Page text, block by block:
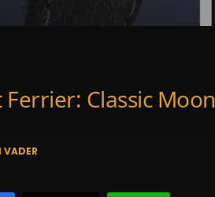
Classic Moon
VADER